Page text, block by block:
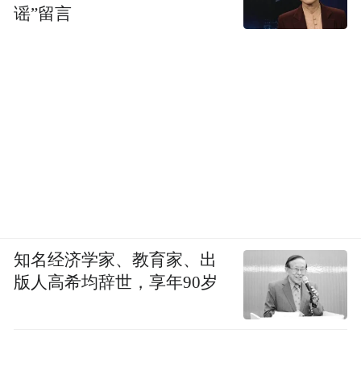
谣”留言
知名经济学家、教育家、出
版人高希均辞世，享年90岁